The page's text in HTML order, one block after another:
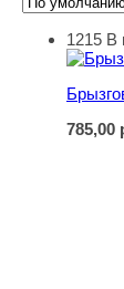
1215 В
785,00